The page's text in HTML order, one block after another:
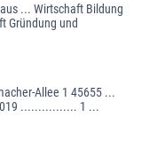
... Wirtschaft Bildung
Gründung und
Allee 1 45655 ...
................ 1 ...